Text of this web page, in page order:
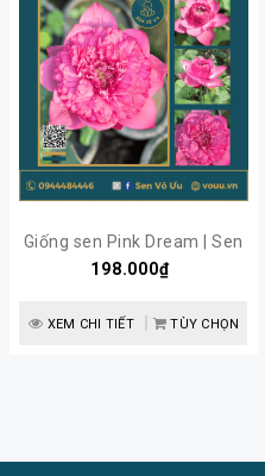
Giống sen Pink Dream | Sen
Vô Ưu
198.000₫
XEM CHI TIẾT TÙY CHỌN